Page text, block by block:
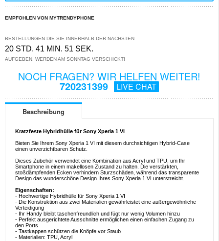
EMPFOHLEN VON MYTRENDYPHONE
BESTELLUNGEN DIE SIE INNERHALB DER NÄCHSTEN
20 STD. 41 MIN. 51 SEK.
AUFGEBEN, WERDEN AM SONNTAG VERSCHICKT!
NOCH FRAGEN? WIR HELFEN WEITER!
720231399 LIVE CHAT
Beschreibung
Kratzfeste Hybridhülle für Sony Xperia 1 VI
Bieten Sie Ihrem Sony Xperia 1 VI mit diesem durchsichtigen Hybrid-Case
einen unverzichtbaren Schutz.
Dieses Zubehör verwendet eine Kombination aus Acryl und TPU, um Ihr
Smartphone in einem makellosen Zustand zu halten. Die verstärkten,
stoßdämpfenden Ecken verhindern Sturzschäden, während das transparente
Design das wunderschöne Design Ihres Sony Xperia 1 VI unterstreicht.
Eigenschaften:
- Hochwertige Hybridhülle für Sony Xperia 1 VI
- Die Konstruktion aus zwei Materialien gewährleistet eine außergewöhnliche
Verteidigung
- Ihr Handy bleibt taschenfreundlich und fügt nur wenig Volumen hinzu
- Perfekt ausgerichtete Ausschnitte ermöglichen einen einfachen Zugang zu
den Ports
- Tastkappen schützen die Knöpfe vor Staub
- Materialien: TPU, Acryl